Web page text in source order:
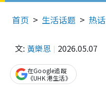
首页 生活话题 热话
文: 黃樂恩 2026.05.07
在Google追蹤
《UHK 港生活》